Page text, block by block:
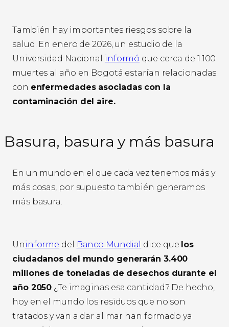
También hay importantes riesgos sobre la
salud. En enero de 2026, un estudio de la
Universidad Nacional
informó que cerca de 1.100
muertes al año en Bogotá estarían relacionadas
con enfermedades asociadas con la
contaminación del aire.
Basura, basura y más basura
En un mundo en el que cada vez tenemos más y
más cosas, por supuesto también generamos
más basura.
Un informe del Banco Mundial dice que los
ciudadanos del mundo generarán 3.400
millones de toneladas de desechos durante el
año 2050 ¿Te imaginas esa cantidad? De hecho,
hoy en el mundo los residuos que no son
tratados y van a dar al mar han formado ya